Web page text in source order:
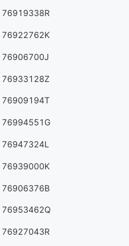
76919338R
76922762K
76906700J
76933128Z
76909194T
76994551G
76947324L
76939000K
76906376B
76953462Q
76927043R